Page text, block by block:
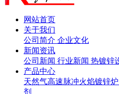
网站首页
关于我们
公司简介 企业文化
新闻资讯
公司新闻 行业新闻 热镀锌
产品中心
天然气高速脉冲火焰镀锌炉
剂